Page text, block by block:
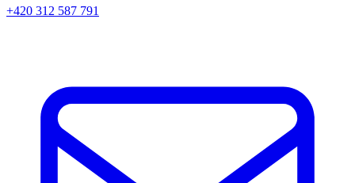
+420 312 587 791